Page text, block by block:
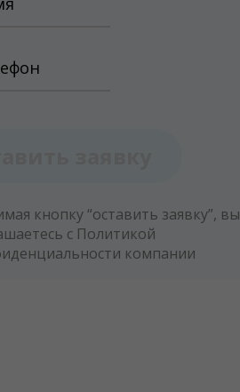
кнопку “оставить заявку”, вы
с Политикой
компании